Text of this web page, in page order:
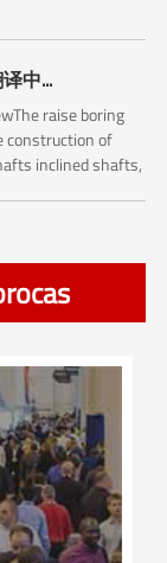
中...
raise boring
construction of
inclined shafts,